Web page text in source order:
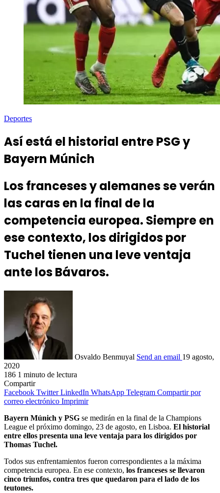
Deportes
Así está el historial entre PSG y
Bayern Múnich
Los franceses y alemanes se verán
las caras en la final de la
competencia europea. Siempre en
ese contexto, los dirigidos por
Tuchel tienen una leve ventaja
ante los Bávaros.
Osvaldo Benmuyal Send an email 19 agosto,
2020
186 1 minuto de lectura
Compartir
Facebook Twitter LinkedIn WhatsApp Telegram Compartir por
correo electrónico Imprimir
Bayern Múnich y PSG se medirán en la final de la Champions
League el próximo domingo, 23 de agosto, en Lisboa. El historial
entre ellos presenta una leve ventaja para los dirigidos por
Thomas Tuchel.
Todos sus enfrentamientos fueron correspondientes a la máxima
competencia europea. En ese contexto, los franceses se llevaron
cinco triunfos, contra tres que quedaron para el lado de los
teutones.